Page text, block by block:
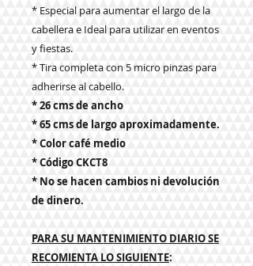
* Especial para aumentar el largo de la
cabellera e Ideal para utilizar en eventos
y fiestas.
* Tira completa con 5 micro pinzas para
adherirse al cabello.
* 26 cms de ancho
* 65 cms de largo aproximadamente.
* Color café medio
* Código CKCT8
* No se hacen cambios ni devolución
de dinero.
PARA SU MANTENIMIENTO DIARIO SE
RECOMIENTA LO SIGUIENTE: